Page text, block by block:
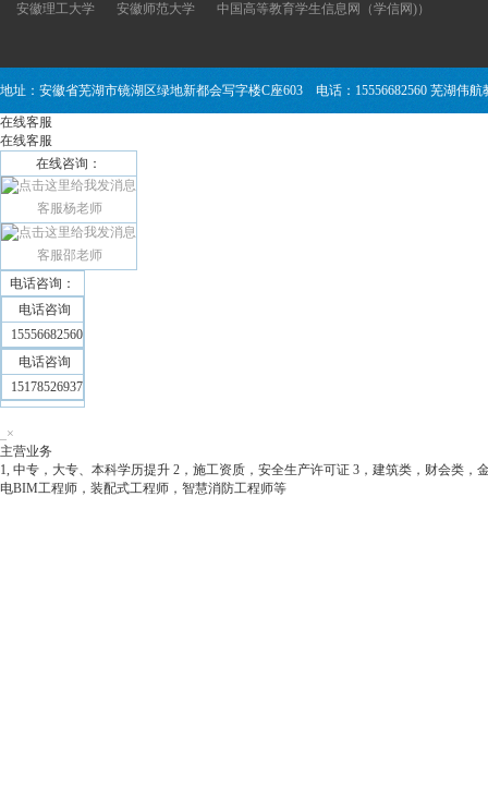
安徽理工大学
安徽师范大学 中国高等教育学生信息网（学信网)）
地址：安徽省芜湖市镜湖区绿地新都会写字楼C座603 电话：15556682560 芜湖伟
在线客服
在线客服
在线咨询：
客服杨老师
客服邵老师
电话咨询：
电话咨询
15556682560
电话咨询
15178526937
×
主营业务
1, 中专，大专、本科学历提升 2，施工资质，安全生产许可证 3，建筑类，财会类
电BIM工程师，装配式工程师，智慧消防工程师等